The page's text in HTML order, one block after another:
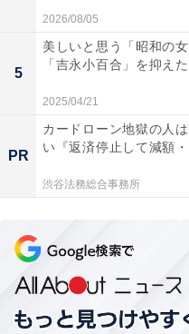
第2位：『宇宙戦艦ヤ
第2位は、『宇宙戦艦ヤ
と約1年で人類は滅亡す
2199年の地球。放射能除
2026/08/05
5
美しいと思う「昭和の
「吉永小百合」を抑え
2025/04/21
PR
カードローン地獄の人
い『返済停止して減額
渋谷法務総合事務所